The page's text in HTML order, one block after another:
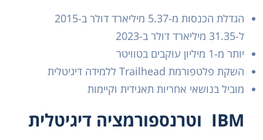
הגדלת הכנסות מ-5.37 מיליארד דולר ב-2015
ל-31.35 מיליארד דולר ב-2023
יותר מ-1 מיליון עוקבים בטוויטר
השקת פלטפורמת Trailhead ללמידה דיגיטלית
מוביל בנושאי אחריות תאגידית וקיימות
IBM וטרנספורמציה דיגיטלית